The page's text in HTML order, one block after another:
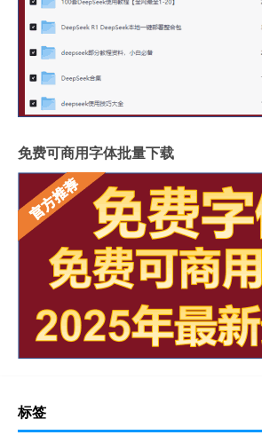
免费可商用字体批量下载
标签